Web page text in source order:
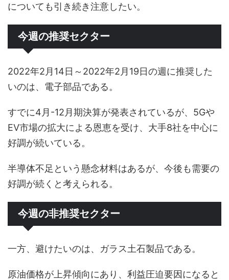
についても引き続き注意したい。
今週の推奨セクター
2022年2月14日～2022年2月19日の週に推奨した
いのは、電子部品である。
すでに4月-12月期決算が発表されているが、5Gや
EV市場の拡大による恩恵を受け、大手8社を中心に
好調が続いている。
半導体不足という懸念材料はあるが、今後も需要の
好調が続くと考えられる。
今週の非推奨セクター
一方、避けたいのは、ガラス土石製品である。
原油価格が上昇傾向にあり、利益圧迫要因になると